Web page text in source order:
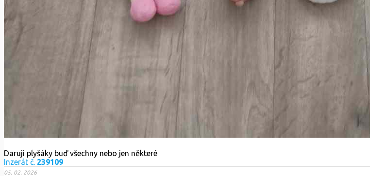
Daruji plyšáky buď všechny nebo jen některé
Inzerát č. 239109
05. 02. 2026